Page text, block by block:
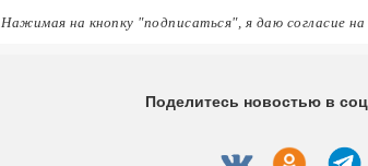
Нажимая на кнопку "подписаться", я даю согласие
Поделитесь новостью в